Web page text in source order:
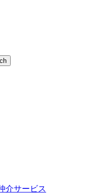
介サービス